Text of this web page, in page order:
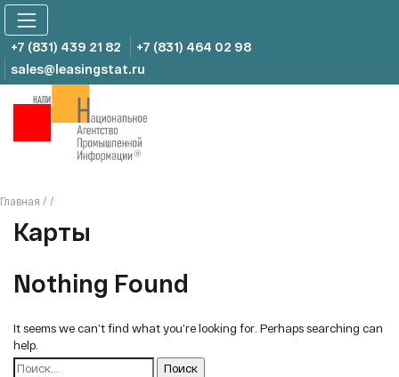
Skip
content
+7 (831) 439 21 82
+7 (831) 464 02 98
sales@leasingstat.ru
Главная / /
Карты
Nothing Found
It seems we can’t find what you’re looking for. Perhaps searching can
help.
Найти: